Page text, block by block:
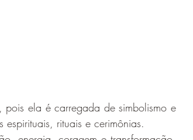
ela é carregada de simbolismo e
rituais e cerimônias.